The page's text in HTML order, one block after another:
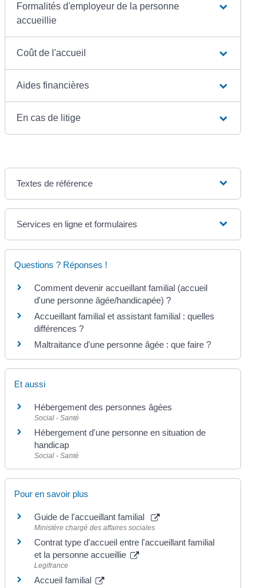
Formalités d'employeur de la personne
accueillie
Coût de l'accueil
Aides financières
En cas de litige
Textes de référence
Services en ligne et formulaires
Questions ? Réponses !
Comment devenir accueillant familial (accueil
d'une personne âgée/handicapée) ?
Accueillant familial et assistant familial : quelles
différences ?
Maltraitance d'une personne âgée : que faire ?
Et aussi
Hébergement des personnes âgées
Social - Santé
Hébergement d'une personne en situation de
handicap
Social - Santé
Pour en savoir plus
Guide de l'accueillant familial
Ministère chargé des affaires sociales
Contrat type d'accueil entre l'accueillant familial
et la personne accueillie
Legifrance
Accueil familial